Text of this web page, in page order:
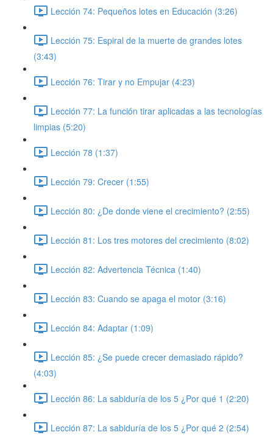
Lección 74: Pequeños lotes en Educación (3:26)
Lección 75: Espiral de la muerte de grandes lotes
(3:43)
Lección 76: Tirar y no Empujar (4:23)
Lección 77: La función tirar aplicadas a las tecnologías
limpias (5:20)
Lección 78 (1:37)
Lección 79: Crecer (1:55)
Lección 80: ¿De donde viene el crecimiento? (2:55)
Lección 81: Los tres motores del crecimiento (8:02)
Lección 82: Advertencia Técnica (1:40)
Lección 83: Cuando se apaga el motor (3:16)
Lección 84: Adaptar (1:09)
Lección 85: ¿Se puede crecer demasiado rápido?
(4:03)
Lección 86: La sabiduría de los 5 ¿Por qué 1 (2:20)
Lección 87: La sabiduría de los 5 ¿Por qué 2 (2:54)